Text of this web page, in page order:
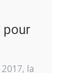
pour
la